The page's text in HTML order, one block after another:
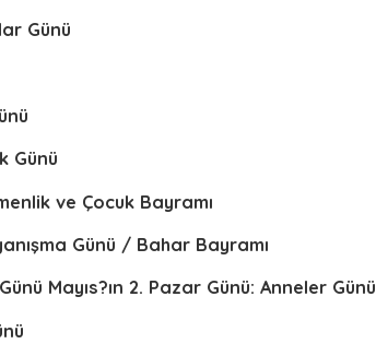
Günü
Günü
ve Çocuk Bayramı
Günü / Bahar Bayramı
Mayıs?ın 2. Pazar Günü: Anneler Günü